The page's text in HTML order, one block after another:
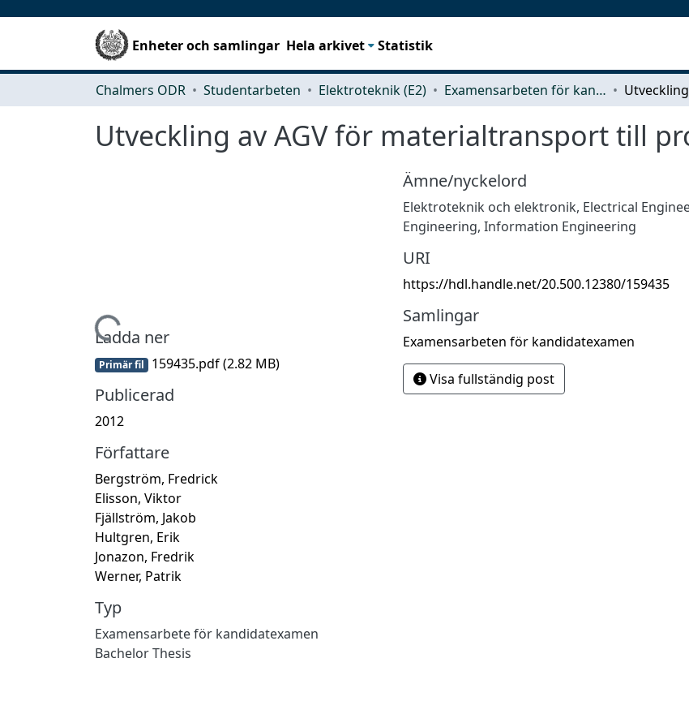
Enheter och samlingar Hela arkivet Statistik
Chalmers ODR Studentarbeten Elektroteknik (E2) Examensarbeten för kandidatexamen
Utveckling av AGV för materialtransport till
Hämtar...
Ladda ner
Primär fil 159435.pdf(2.82 MB)
Publicerad
2012
Författare
Bergström, Fredrick
Elisson, Viktor
Fjällström, Jakob
Hultgren, Erik
Jonazon, Fredrik
Werner, Patrik
Typ
Examensarbete för kandidatexamen
Bachelor Thesis
Ämne/nyckelord
Elektroteknik och elektronik, Electrical
Engineering, Information Engineering
URI
https://hdl.handle.net/20.500.12380/159435
Samlingar
Examensarbeten för kandidatexamen
Visa fullständig post